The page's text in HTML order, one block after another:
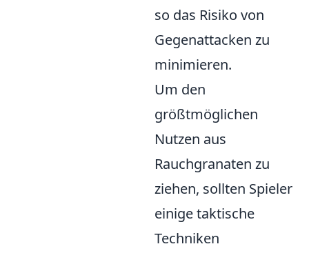
so das Risiko von
Gegenattacken zu
minimieren.
Um den
größtmöglichen
Nutzen aus
Rauchgranaten zu
ziehen, sollten Spieler
einige taktische
Techniken